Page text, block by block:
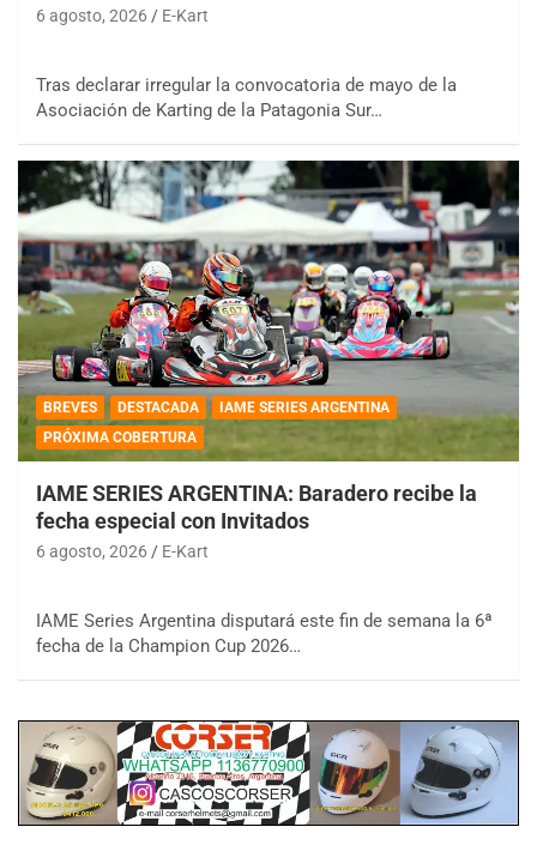
6 agosto, 2026 E-Kart
Tras declarar irregular la convocatoria de mayo de la
Asociación de Karting de la Patagonia Sur…
BREVES DESTACADA
IAME SERIES ARGENTINA
PRÓXIMA COBERTURA
IAME SERIES ARGENTINA: Baradero recibe la
fecha especial con Invitados
6 agosto, 2026 E-Kart
IAME Series Argentina disputará este fin de semana la 6ª
fecha de la Champion Cup 2026…